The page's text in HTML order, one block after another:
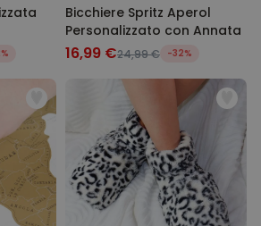
Bicchiere Spritz Aperol
Personalizzato con Annata
16,99 €24,99 € -32%